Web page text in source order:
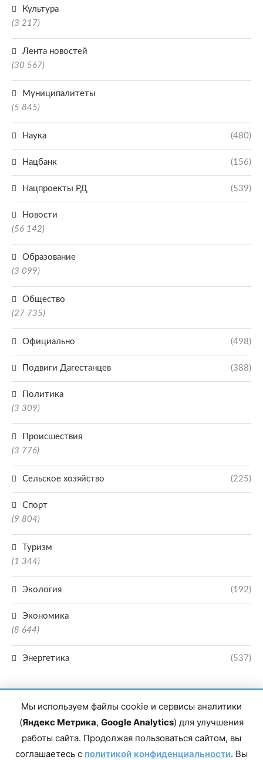
Культура
(3 217)
Лента новостей
(30 567)
Муниципалитеты
(5 845)
Наука (480)
Нацбанк (156)
Нацпроекты РД (539)
Новости
(56 142)
Образование
(3 099)
Общество
(27 735)
Официально (498)
Подвиги Дагестанцев (388)
Политика
(3 309)
Происшествия
(3 776)
Сельское хозяйство (225)
Спорт
(9 804)
Туризм
(1 344)
Экология (192)
Экономика
(8 644)
Энергетика (537)
Главный редактор сетевого издания Магомаев Тимур Нухович. Контакты
редакции: 8(988)-292-94-34 Почта: vestiskfo@gmail.com По вопросам
Мы используем файлы cookie и сервисы аналитики
(Яндекс Метрика, Google Analytics) для улучшения
работы сайта. Продолжая пользоваться сайтом, вы
соглашаетесь с политикой конфиденциальности. Вы